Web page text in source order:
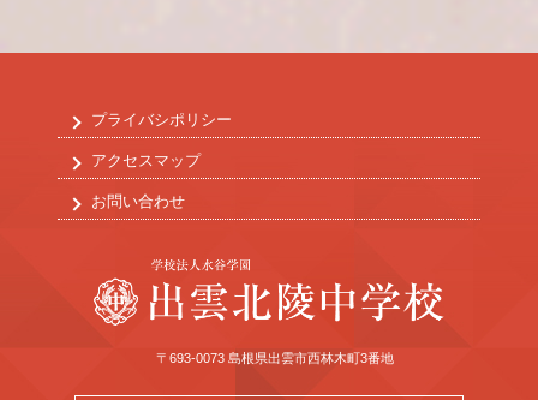
プライバシポリシー
アクセスマップ
お問い合わせ
〒693-0073 島根県出雲市西林木町3番地